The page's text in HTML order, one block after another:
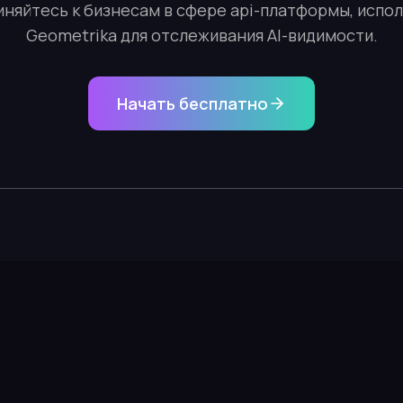
к бизнесам в сфере api-платформы,
Geometrika для отслеживания AI-видимости.
Начать бесплатно